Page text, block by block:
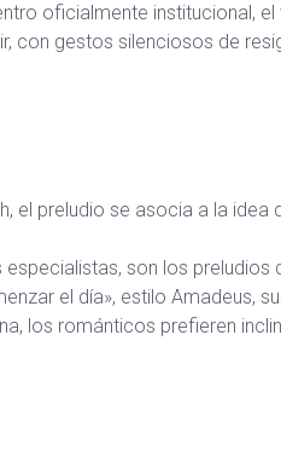
oficialmente institucional,
con gestos silenciosos de
el preludio se asocia a la
son los preludios
el día», estilo Amadeus,
los románticos prefieren